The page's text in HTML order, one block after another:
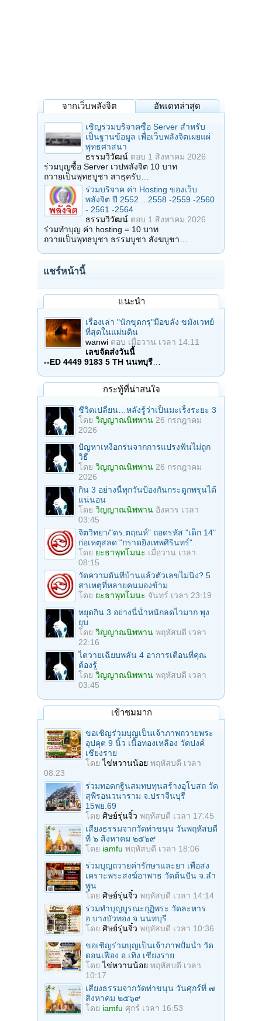
จากเว็บพลังจิต อัพเดทล่าสุด
เชิญร่วมบริจาคซื้อ Server สำหรับ
เป็นฐานข้อมูล เพื่อเว็บพลังจิตเผยแผ่
พุทธศาสนา
ธรรมวิวัฒน์ ตอบ 1 สิงหาคม 2026
ร่วมบุญซื้อ Server เวปพลังจิต 10 บาท
ถวายเป็นพุทธบูชา สาธุครับ…
ร่วมบริจาค ค่า Hosting ของเว็บ
พลังจิต ปี 2552 ...2558 -2559 -2560
- 2561 -2564
ธรรมวิวัฒน์ ตอบ 1 สิงหาคม 2026
ร่วมทำบุญ ค่า hosting = 10 บาท
ถวายเป็นพุทธบูชา ธรรมบูชา สังฆบูชา…
แชร์หน้านี้
แนะนำ
เรื่องเล่า "นักขุดกรุ"มือขลัง ขมังเวทย์
ที่สุดในแผ่นดิน
wanwi ตอบ เมื่อวาน เวลา 14:11
เลขจัดส่งวันนี้
--ED 4449 9183 5 TH นนทบุรี
กระทู้ที่น่าสนใจ
ชีวิตเปลี่ยน…หลังรู้ว่าเป็นมะเร็งระยะ 3
โดย วิญญาณนิพพาน 26 กรกฎาคม
2026
ปัญหาเหงือกร่นจากการแปรงฟันไม่ถูก
วิธี
โดย วิญญาณนิพพาน 26 กรกฎาคม
2026
กิน 3 อย่างนี้ทุกวันป้องกันกระดูกพรุนได้
แน่นอน
โดย วิญญาณนิพพาน อังคาร เวลา
03:45
จิตวิทยา/"ดร.ตฤณห์" ถอดรหัส "เด็ก 14"
ก่อเหตุสลด "กราดยิงเทพศิรินทร์"
โดย ยะธาพุทโมนะ เมื่อวาน เวลา
08:15
วัดความดันที่บ้านแล้วตัวเลขไม่นิ่ง? 5
สาเหตุที่หลายคนมองข้าม
โดย ยะธาพุทโมนะ จันทร์ เวลา 23:19
หยุดกิน 3 อย่างนี้น้ำหนักลดไวมาก พุง
ยุบ
โดย วิญญาณนิพพาน พฤหัสบดี เวลา
22:16
ไตวายเฉียบพลัน 4 อาการเตือนที่คุณ
ต้องรู้
โดย วิญญาณนิพพาน พฤหัสบดี เวลา
03:45
เข้าชมมาก
ขอเชิญร่วมบุญเป็นเจ้าภาพถวายพระ
อุปคุต 9 นิ้ว เนื้อทองเหลือง วัดปงค์
เชียงราย
โดยไข่หวานน้อย พฤหัสบดี เวลา
08:23
ร่วมทอดกฐินสมทบทุนสร้างอุโบสถ วัด
สุพีรอนวนาราม จ.ปราจีนบุรี
15พย.69
โดย ศิษย์รุ่นจิ๋ว พฤหัสบดี เวลา 17:45
เสียงธรรมจากวัดท่าขนุน วันพฤหัสบดี
ที่ ๖ สิงหาคม ๒๕๖๙
โดย iamfu พฤหัสบดี เวลา 18:06
ร่วมบุญถวายค่ารักษาและยา เพื่อสง
เคราะพระสงฆ์อาพาธ วัดต้นปัน จ.ลํา
พูน
โดย ศิษย์รุ่นจิ๋ว พฤหัสบดี เวลา 14:14
ร่วมทําบุญบูรณะกุฏิพระ วัดละหาร
อ.บางบัวทอง จ.นนทบุรี
โดย ศิษย์รุ่นจิ๋ว พฤหัสบดี เวลา 10:36
ขอเชิญร่วมบุญเป็นเจ้าภาพปั้มน้ำ วัด
ดอนเฟือง อ.เทิง เชียงราย
โดยไข่หวานน้อย พฤหัสบดี เวลา
10:17
เสียงธรรมจากวัดท่าขนุน วันศุกร์ที่ ๗
สิงหาคม ๒๕๖๙
โดย iamfu ศุกร์ เวลา 16:53